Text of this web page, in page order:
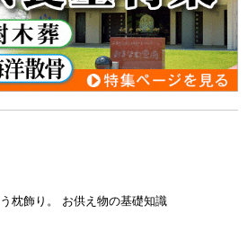
枕飾り。 お供え物の基礎知識